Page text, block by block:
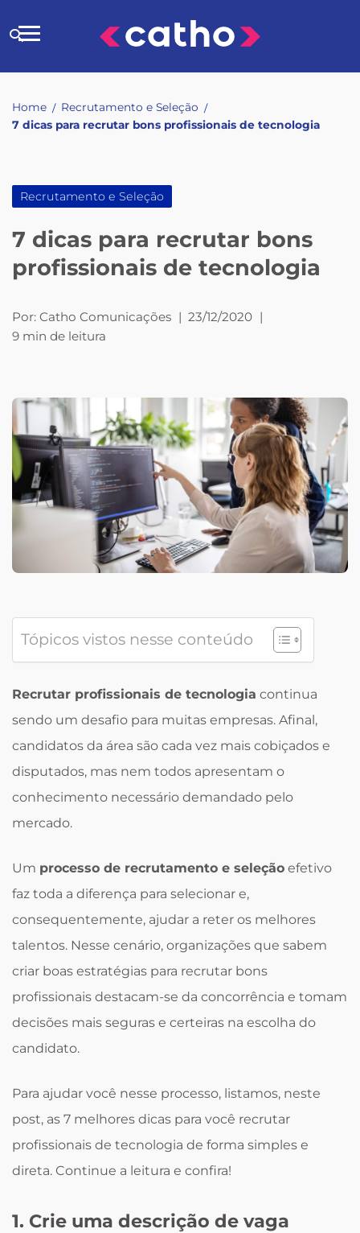
to
Buscar
Home / Recrutamento e Seleção /
7 dicas para recrutar bons profissionais de tecnologia
Recrutamento e Seleção
7 dicas para recrutar bons
profissionais de tecnologia
Por: Catho Comunicações | 23/12/2020 |
9 min de leitura
Tópicos vistos nesse conteúdo
Recrutar profissionais de tecnologia continua
sendo um desafio para muitas empresas. Afinal,
candidatos da área são cada vez mais cobiçados e
disputados, mas nem todos apresentam o
conhecimento necessário demandado pelo
mercado.
Um processo de recrutamento e seleção efetivo
faz toda a diferença para selecionar e,
consequentemente, ajudar a reter os melhores
talentos. Nesse cenário, organizações que sabem
criar boas estratégias para recrutar bons
profissionais destacam-se da concorrência e tomam
decisões mais seguras e certeiras na escolha do
candidato.
Para ajudar você nesse processo, listamos, neste
post, as 7 melhores dicas para você recrutar
profissionais de tecnologia de forma simples e
direta. Continue a leitura e confira!
1. Crie uma descrição de vaga